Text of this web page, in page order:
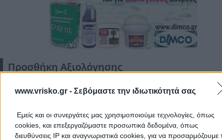
www.vrisko.gr - Σεβόμαστε την ιδιωτικότητά σας
Εμείς και οι συνεργάτες μας χρησιμοποιούμε τεχνολογίες, όπως
cookies, και επεξεργαζόμαστε προσωπικά δεδομένα, όπως
διευθύνσεις IP και αναγνωριστικά cookies, για να προσαρμόζουμε
Προσθήκη Αξιολόγησης